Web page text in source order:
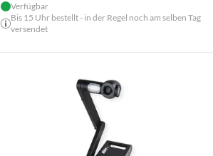
Verfügbar
Bis 15 Uhr bestellt - in der Regel noch am selben Tag
versendet